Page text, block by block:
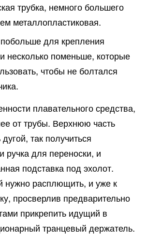
трубка, немного большего
металлопластиковая.
для крепления
несколько поменьше, которые
чтобы не болтался
плавательного средства,
от трубы. Верхнюю часть
так получиться
ручка для переноски, и
подставка под эхолот.
нужно расплющить, и уже к
просверлив предварительно
прикрепить идущий в
транцевый держатель.